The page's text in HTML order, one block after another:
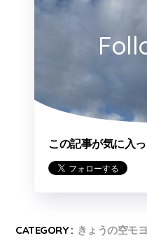
この記事が気に入
CATEGORY : きょうの空モ